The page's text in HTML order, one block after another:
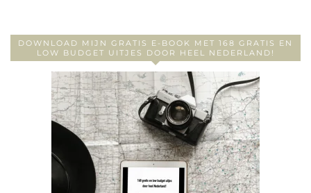
DOWNLOAD MIJN GRATIS E-BOOK MET 168 GRATIS EN
LOW BUDGET UITJES DOOR HEEL NEDERLAND!